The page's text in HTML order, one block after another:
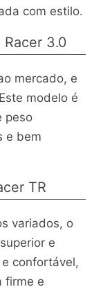
com estilo.
3.0
mercado, e
modelo é
peso
e bem
TR
variados, o
e
confortável,
firme e